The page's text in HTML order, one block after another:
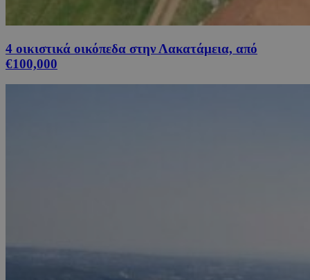
4 οικιστικά οικόπεδα στην Λακατάμεια, από
€100,000